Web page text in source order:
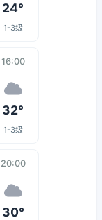
24°
1-3级
16:00
32°
1-3级
20:00
30°